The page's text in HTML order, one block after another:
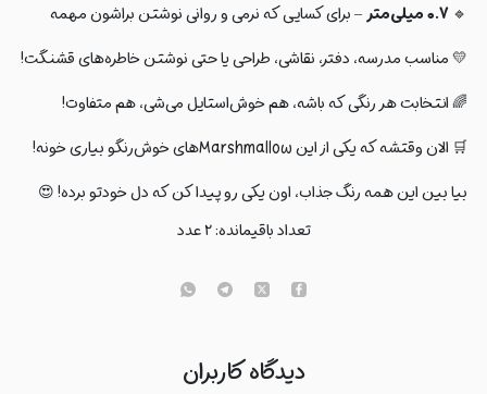
🔹
– برای کسایی که نرمی و روانی نوشتن براشون مهمه
💛 مناسب مدرسه، دفتر، نقاشی، طراحی یا حتی نوشتن خاطره‌های قشنگت!
🌈 انتخابت هر رنگی که باشه، هم خوش‌استایل می‌شی، هم متفاوت!
🛒 الان وقتشه که یکی از این Marshmallowهای خوش‌رنگو بیاری خونه!
بیا بین این همه رنگ جذاب، اون یکی رو پیدا کن که دل خودتو برده! 😍
تعداد باقیمانده:۲عدد
دیدگاه کاربران